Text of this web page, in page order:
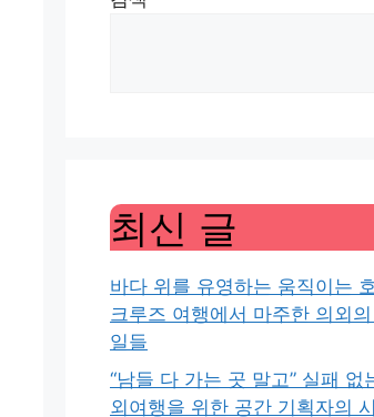
최신 글
바다 위를 유영하는 움직이는
크루즈 여행에서 마주한 의외의
일들
“남들 다 가는 곳 말고” 실패 없
외여행을 위한 공간 기획자의